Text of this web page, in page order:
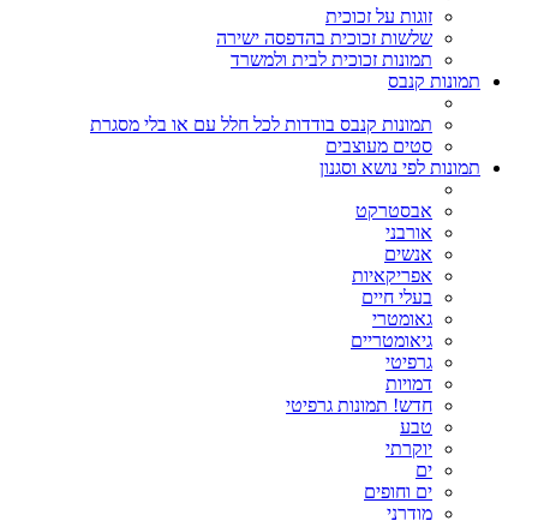
זוגות על זכוכית
שלשות זכוכית בהדפסה ישירה
תמונות זכוכית לבית ולמשרד
תמונות קנבס
תמונות קנבס בודדות לכל חלל עם או בלי מסגרת
סטים מעוצבים
תמונות לפי נושא וסגנון
אבסטרקט
אורבני
אנשים
אפריקאיות
בעלי חיים
גאומטרי
גיאומטריים
גרפיטי
דמויות
חדש! תמונות גרפיטי
טבע
יוקרתי
ים
ים וחופים
מודרני